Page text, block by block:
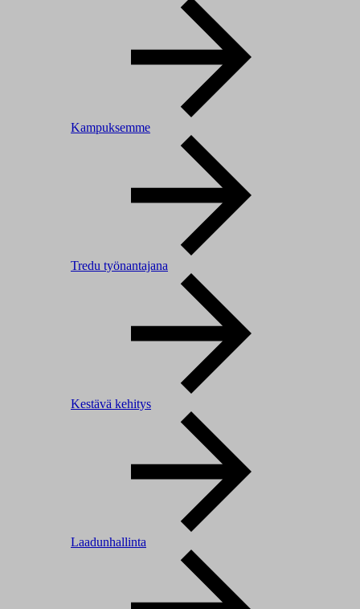
Kampuksemme
Tredu työnantajana
Kestävä kehitys
Laadunhallinta